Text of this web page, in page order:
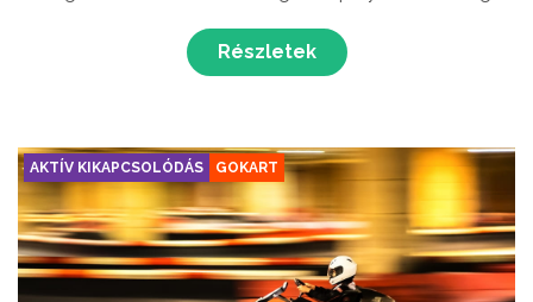
lebonyolítására és születésnapok megünneplésére is.
Részletek
AKTÍV KIKAPCSOLÓDÁS GOKART